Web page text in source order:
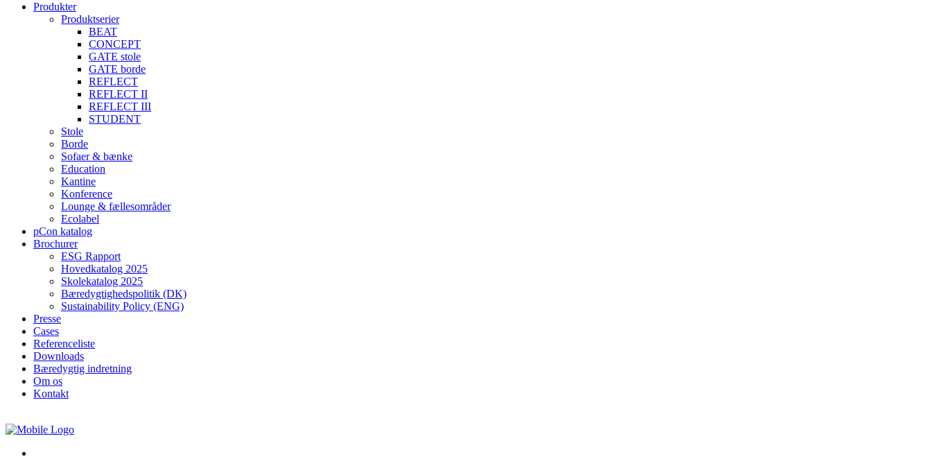
Produkter
Produktserier
BEAT
CONCEPT
GATE stole
GATE borde
REFLECT
REFLECT II
REFLECT III
STUDENT
Stole
Borde
Sofaer & bænke
Education
Kantine
Konference
Lounge & fællesområder
Ecolabel
pCon katalog
Brochurer
ESG Rapport
Hovedkatalog 2025
Skolekatalog 2025
Bæredygtighedspolitik (DK)
Sustainability Policy (ENG)
Presse
Cases
Referenceliste
Downloads
Bæredygtig indretning
Om os
Kontakt